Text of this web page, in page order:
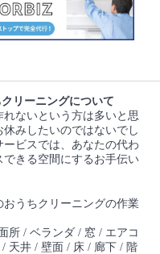
リーニングについて
ないという方は多いと思
みしたいのではないでし
ビスでは、あなたの代わ
できる空間にするお手伝い
うちクリーニングの作業
所 / ベランダ / 窓 / エアコ
天井 / 壁面 / 床 / 廊下 / 階